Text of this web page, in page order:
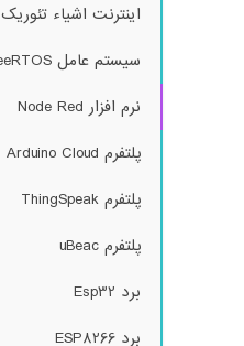
اینترنت اشیاء تئوریک
سیستم عامل FreeRTOS
نرم افزار Node Red
پلتفرم Arduino Cloud
پلتفرم ThingSpeak
پلتفرم uBeac
برد Esp32
برد ESP8266